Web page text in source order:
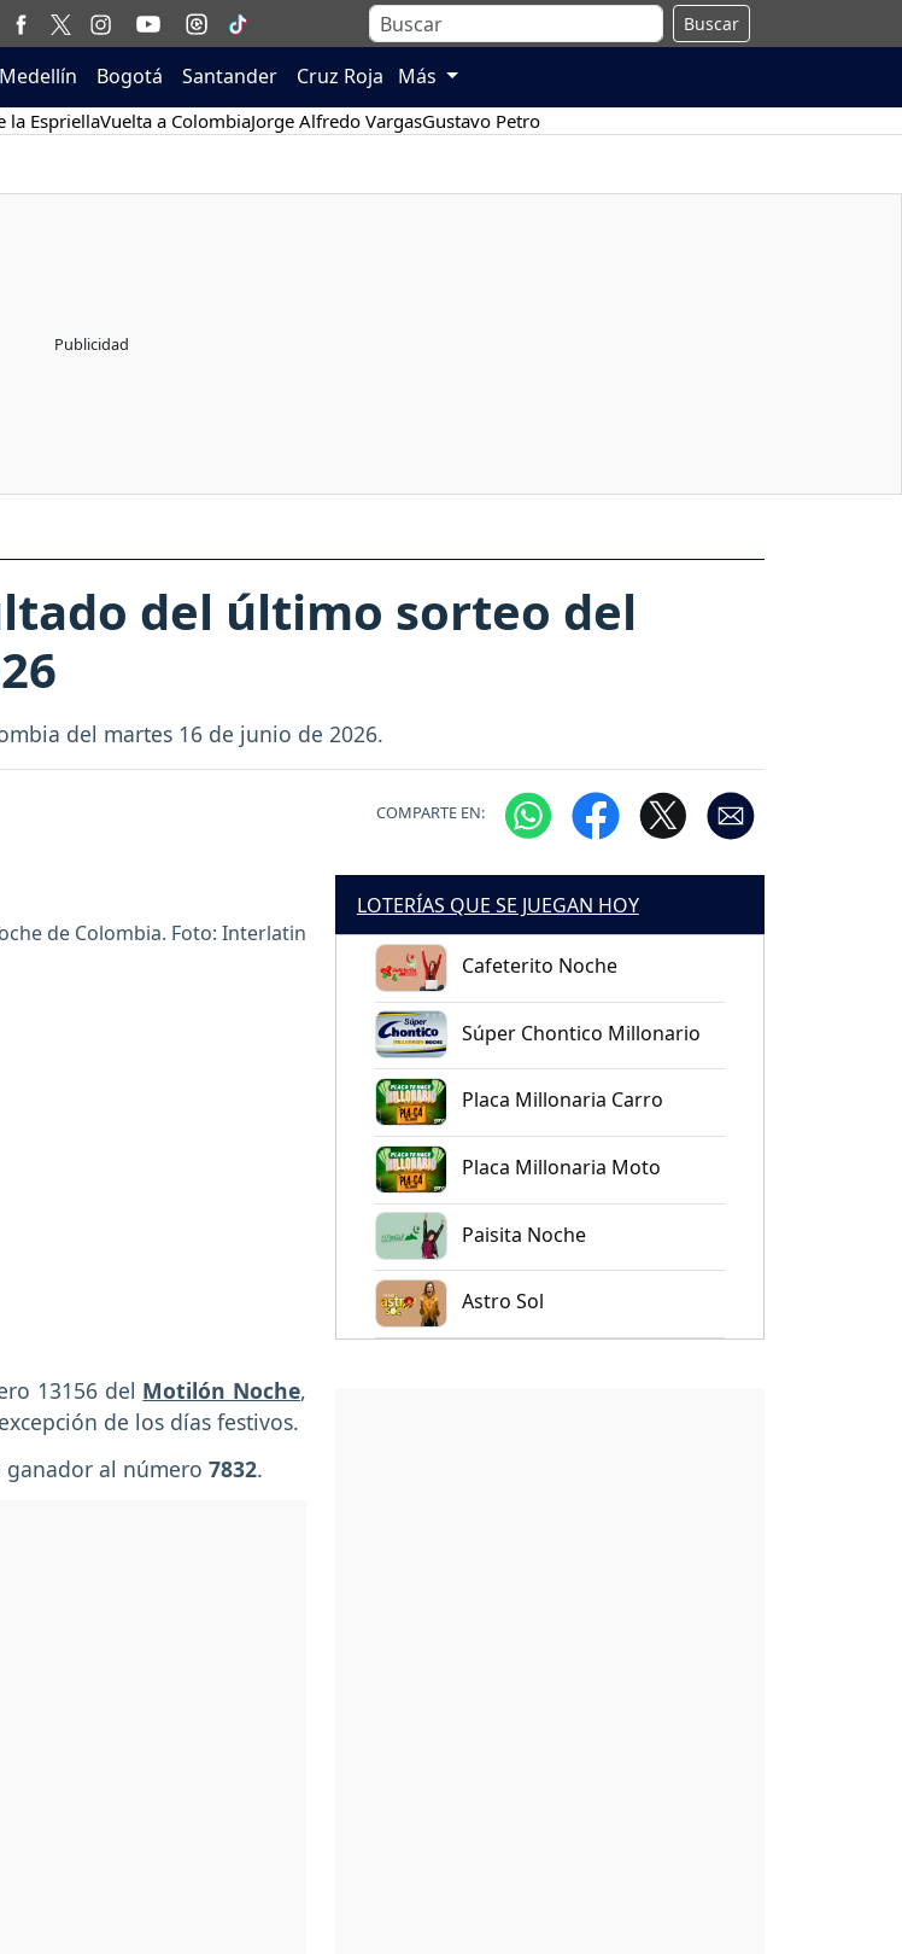
Buscar
Medellín Bogotá Santander Cruz Roja Más
la EspriellaVuelta a ColombiaJorge Alfredo VargasGustavo Petro
del último sorteo del
del martes 16 de junio de 2026.
COMPARTE EN:
de Colombia. Foto: Interlatin
LOTERÍAS QUE SE JUEGAN HOY
Cafeterito Noche
Súper Chontico Millonario
Placa Millonaria Carro
Placa Millonaria Moto
Paisita Noche
Astro Sol
13156 del Motilón Noche,
de los días festivos.
al número 7832.